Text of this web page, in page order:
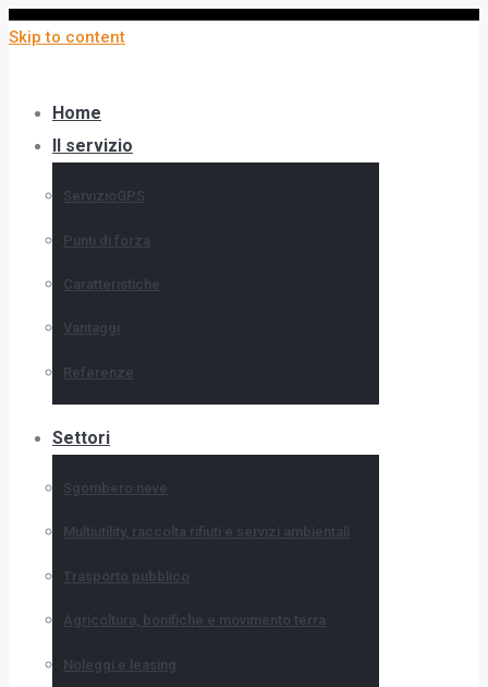
Skip to content
Home
Il servizio
ServizioGPS
Punti di forza
Caratteristiche
Vantaggi
Referenze
Settori
Sgombero neve
Multiutility, raccolta rifiuti e servizi ambientali
Trasporto pubblico
Agricoltura, bonifiche e movimento terra
Noleggi e leasing